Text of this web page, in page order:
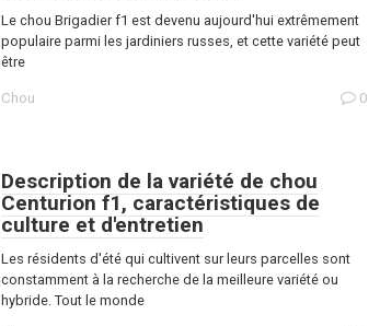
Le chou Brigadier f1 est devenu aujourd'hui extrêmement
populaire parmi les jardiniers russes, et cette variété peut
être
Chou 0
Description de la variété de chou
Centurion f1, caractéristiques de
culture et d'entretien
Les résidents d'été qui cultivent sur leurs parcelles sont
constamment à la recherche de la meilleure variété ou
hybride. Tout le monde